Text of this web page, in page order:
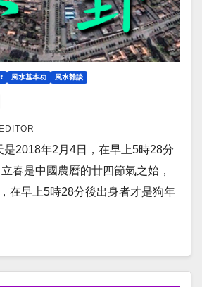
風水基本功 風水雜談
EDITOR
是2018年2月4日，在早上5時28分
春是中國農曆的廿四節氣之始，
在早上5時28分後出身者才是狗年